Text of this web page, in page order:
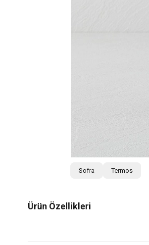
Sofra Termos
Ürün Özellikleri